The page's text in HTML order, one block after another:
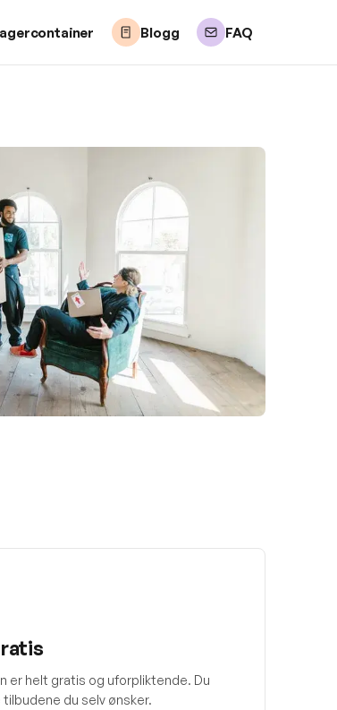
Blogg FAQ
er helt gratis og uforpliktende. Du
du selv ønsker.